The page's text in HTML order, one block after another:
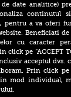
date analitice)
continutul
pentru a va oferi
Beneficiati
cu caracter
click pe “ACCEPT
acceptul dvs.
Prin click pe
mod individual,